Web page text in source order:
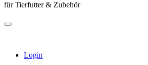
für Tierfutter & Zubehör
Login